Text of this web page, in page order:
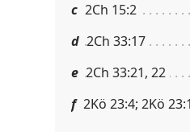
c 2Ch 15:2
d 2Ch 33:17
e 2Ch 33:21, 22
f 2Kö 23:4; 2Kö